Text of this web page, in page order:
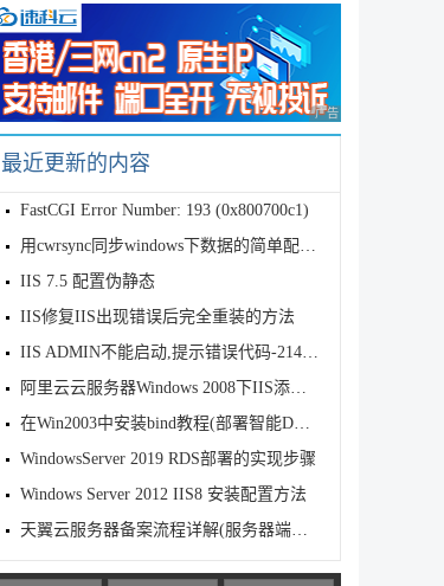
广告 商业广告，理性
最近更新的内容
FastCGI Error Number: 193 (0x800700c1)
用cwrsync同步windows下数据的简单配置方法
IIS 7.5 配置伪静态
IIS修复IIS出现错误后完全重装的方法
IIS ADMIN不能启动,提示错误代码-2146893818的解决方法
阿里云云服务器Windows 2008下IIS添加网站绑定域名图文教程
在Win2003中安装bind教程(部署智能DNS)
WindowsServer 2019 RDS部署的实现步骤
Windows Server 2012 IIS8 安装配置方法
天翼云服务器备案流程详解(服务器端口无法访问)